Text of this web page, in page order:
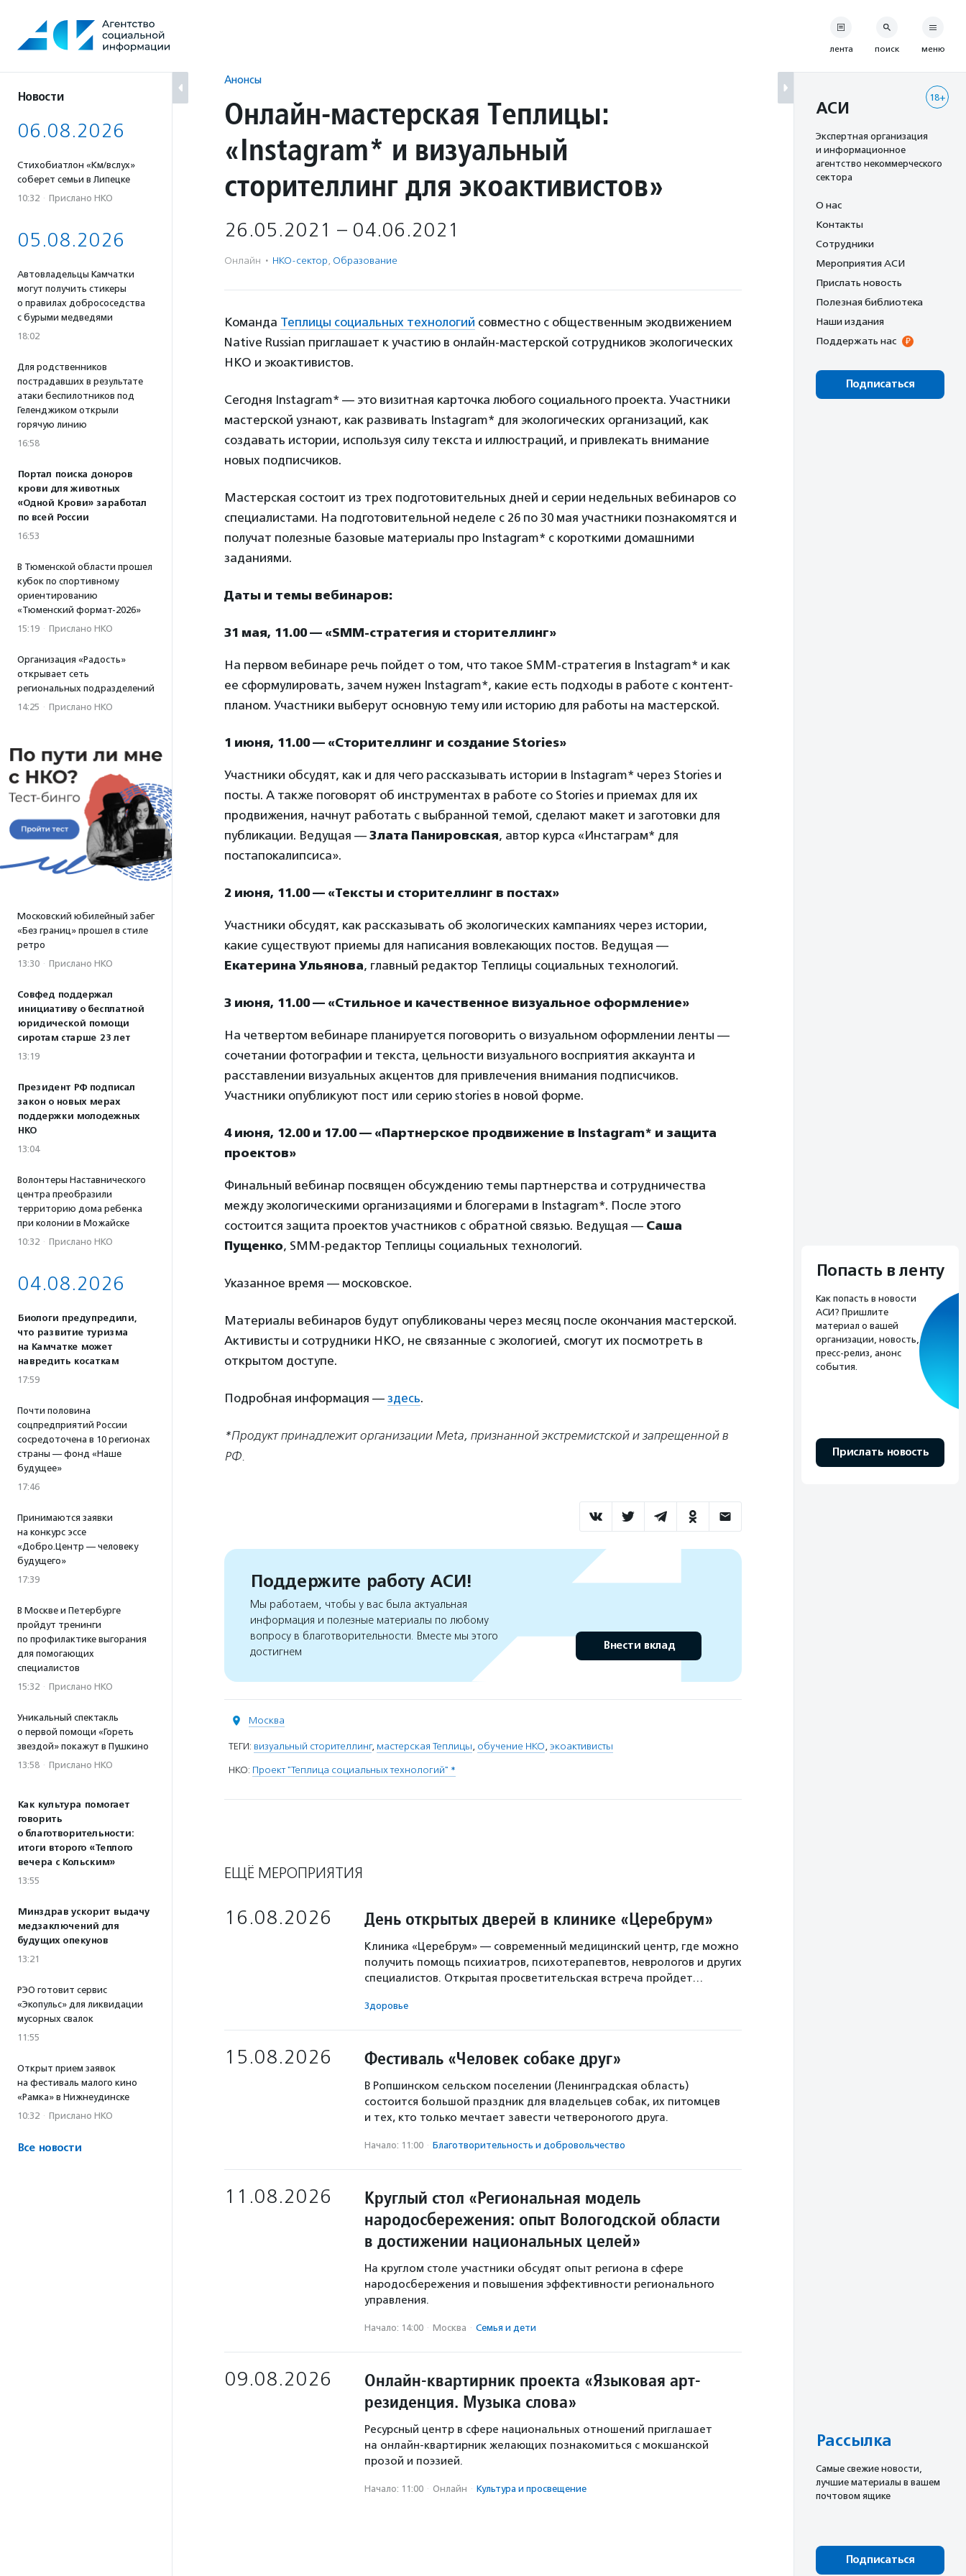
содержанию
Новости
06.08.2026
Стихобиатлон «Км/вслух»
соберет семьи в Липецке
10:32 · Прислано НКО
05.08.2026
Автовладельцы Камчатки
могут получить стикеры
о правилах добрососедства
с бурыми медведями
18:02
Для родственников
пострадавших в результате
атаки беспилотников под
Геленджиком открыли
горячую линию
16:58
Портал поиска доноров
крови для животных
«Одной Крови» заработал
по всей России
16:53
В Тюменской области прошел
кубок по спортивному
ориентированию
«Тюменский формат-2026»
15:19 · Прислано НКО
Организация «Радость»
открывает сеть
региональных подразделений
14:25 · Прислано НКО
Московский юбилейный забег
«Без границ» прошел в стиле
ретро
13:30 · Прислано НКО
Совфед поддержал
инициативу о бесплатной
юридической помощи
сиротам старше 23 лет
13:19
Президент РФ подписал
закон о новых мерах
поддержки молодежных
НКО
13:04
Волонтеры Наставнического
центра преобразили
территорию дома ребенка
при колонии в Можайске
10:32 · Прислано НКО
04.08.2026
Биологи предупредили,
что развитие туризма
на Камчатке может
навредить косаткам
17:59
Почти половина
соцпредприятий России
сосредоточена в 10 регионах
страны — фонд «Наше
будущее»
17:46
Принимаются заявки
на конкурс эссе
«Добро.Центр — человеку
будущего»
17:39
В Москве и Петербурге
пройдут тренинги
по профилактике выгорания
для помогающих
специалистов
15:32 · Прислано НКО
Уникальный спектакль
о первой помощи «Гореть
звездой» покажут в Пушкино
13:58 · Прислано НКО
Как культура помогает
говорить
о благотворительности:
итоги второго «Теплого
вечера с Кольским»
13:55
Минздрав ускорит выдачу
медзаключений для
будущих опекунов
13:21
РЭО готовит сервис
«Экопульс» для ликвидации
мусорных свалок
11:55
Открыт прием заявок
на фестиваль малого кино
«Рамка» в Нижнеудинске
10:32 · Прислано НКО
Все новости
Анонсы
Онлайн-мастерская Теплицы:
«Instagram* и визуальный
сторителлинг для экоактивистов»
26.05.2021 – 04.06.2021
Онлайн · НКО-сектор, Образование
Команда Теплицы социальных технологий совместно с общественным экодвижением
Native Russian приглашает к участию в онлайн-мастерской сотрудников экологических
НКО и экоактивистов.
Сегодня Instagram* — это визитная карточка любого социального проекта. Участники
мастерской узнают, как развивать Instagram* для экологических организаций, как
создавать истории, используя силу текста и иллюстраций, и привлекать внимание
новых подписчиков.
Мастерская состоит из трех подготовительных дней и серии недельных вебинаров со
специалистами. На подготовительной неделе с 26 по 30 мая участники познакомятся и
получат полезные базовые материалы про Instagram* с короткими домашними
заданиями.
Даты и темы вебинаров:
31 мая, 11.00 — «SMM-стратегия и сторителлинг»
На первом вебинаре речь пойдет о том, что такое SMM-стратегия в Instagram* и как
ее сформулировать, зачем нужен Instagram*, какие есть подходы в работе с контент-
планом. Участники выберут основную тему или историю для работы на мастерской.
1 июня, 11.00 — «Сторителлинг и создание Stories»
Участники обсудят, как и для чего рассказывать истории в Instagram* через Stories и
посты. А также поговорят об инструментах в работе со Stories и приемах для их
продвижения, начнут работать с выбранной темой, сделают макет и заготовки для
публикации. Ведущая — Злата Панировская, автор курса «Инстаграм* для
постапокалипсиса».
2 июня, 11.00 — «Тексты и сторителлинг в постах»
Участники обсудят, как рассказывать об экологических кампаниях через истории,
какие существуют приемы для написания вовлекающих постов. Ведущая —
Екатерина Ульянова, главный редактор Теплицы социальных технологий.
3 июня, 11.00 — «Стильное и качественное визуальное оформление»
На четвертом вебинаре планируется поговорить о визуальном оформлении ленты —
сочетании фотографии и текста, цельности визуального восприятия аккаунта и
расставлении визуальных акцентов для привлечения внимания подписчиков.
Участники опубликуют пост или серию stories в новой форме.
4 июня, 12.00 и 17.00 — «Партнерское продвижение в Instagram* и защита
проектов»
Финальный вебинар посвящен обсуждению темы партнерства и сотрудничества
между экологическими организациями и блогерами в Instagram*. После этого
состоится защита проектов участников с обратной связью. Ведущая — Саша
Пущенко, SMM-редактор Теплицы социальных технологий.
Указанное время — московское.
Материалы вебинаров будут опубликованы через месяц после окончания мастерской.
Активисты и сотрудники НКО, не связанные с экологией, смогут их посмотреть в
открытом доступе.
Подробная информация — здесь.
*Продукт принадлежит организации Meta, признанной экстремистской и запрещенной в
РФ.
Поддержите работу АСИ!
Мы работаем, чтобы у вас была актуальная
информация и полезные материалы по любому
вопросу в благотворительности. Вместе мы этого
достигнем
Внести вклад
Москва
ТЕГИ: визуальный сторителлинг, мастерская Теплицы, обучение НКО, экоактивисты
НКО: Проект "Теплица социальных технологий" *
ЕЩЁ МЕРОПРИЯТИЯ
16.08.2026 День открытых дверей в клинике «Церебрум»
Клиника «Церебрум» — современный медицинский центр, где можно
получить помощь психиатров, психотерапевтов, неврологов и других
специалистов. Открытая просветительская встреча пройдет…
Здоровье
15.08.2026 Фестиваль «Человек собаке друг»
В Ропшинском сельском поселении (Ленинградская область)
состоится большой праздник для владельцев собак, их питомцев
и тех, кто только мечтает завести четвероногого друга.
Начало: 11:00 · Благотвори­тель­ность и доброволь­чест­во
11.08.2026
Круглый стол «Региональная модель
народосбережения: опыт Вологодской области
в достижении национальных целей»
На круглом столе участники обсудят опыт региона в сфере
народосбережения и повышения эффективности регионального
управления.
Начало: 14:00 · Москва · Семья и дети
09.08.2026
Онлайн-квартирник проекта «Языковая арт-
резиденция. Музыка слова»
Ресурсный центр в сфере национальных отношений приглашает
на онлайн-квартирник желающих познакомиться с мокшанской
прозой и поэзией.
Начало: 11:00 · Онлайн · Культура и просвещение
лента поиск меню
18+
АСИ
Экспертная организация
и информационное
агентство некоммерческого
сектора
О нас
Контакты
Сотрудники
Мероприятия АСИ
Прислать новость
Полезная библиотека
Наши издания
Поддержать нас
Подписаться
Попасть в ленту
Как попасть в новости
АСИ? Пришлите
материал о вашей
организации, новость,
пресс-релиз, анонс
события.
Прислать новость
Рассылка
Cамые свежие новости,
лучшие материалы в вашем
почтовом ящике
Подписаться